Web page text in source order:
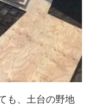
も、土台の野地